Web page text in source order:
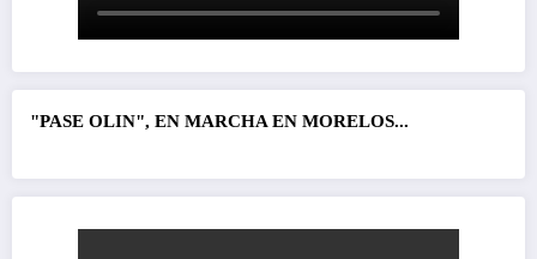
"PASE OLIN", EN MARCHA EN MORELOS...